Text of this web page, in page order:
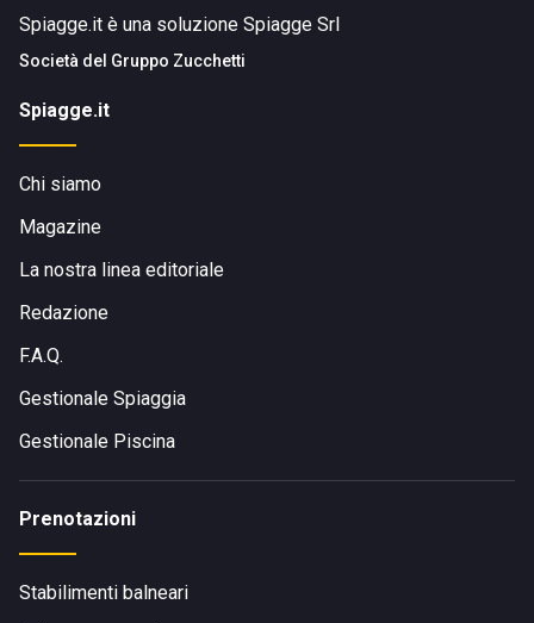
Spiagge.it è una soluzione Spiagge Srl
Società del Gruppo Zucchetti
Spiagge.it
Chi siamo
Magazine
La nostra linea editoriale
Redazione
F.A.Q.
Gestionale Spiaggia
Gestionale Piscina
Prenotazioni
Stabilimenti balneari